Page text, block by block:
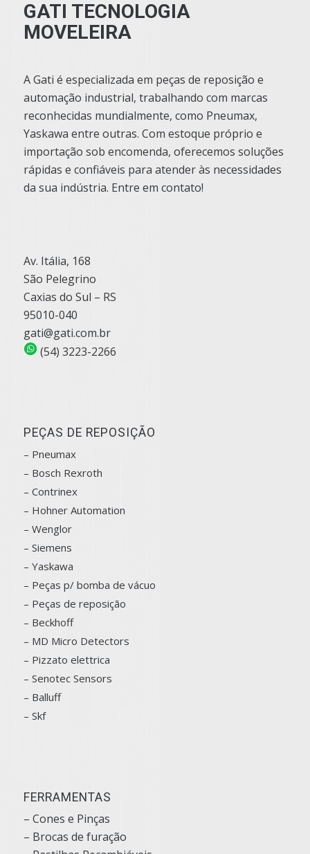
GATI TECNOLOGIA
MOVELEIRA
A Gati é especializada em peças de reposição e
automação industrial, trabalhando com marcas
reconhecidas mundialmente, como Pneumax,
Yaskawa entre outras. Com estoque próprio e
importação sob encomenda, oferecemos soluções
rápidas e confiáveis para atender às necessidades
da sua indústria. Entre em contato!
Av. Itália, 168
São Pelegrino
Caxias do Sul – RS
95010-040
gati@gati.com.br
(54) 3223-2266
PEÇAS DE REPOSIÇÃO
– Pneumax
– Bosch Rexroth
– Contrinex
– Hohner Automation
– Wenglor
– Siemens
– Yaskawa
– Peças p/ bomba de vácuo
– Peças de reposição
– Beckhoff
– MD Micro Detectors
– Pizzato elettrica
– Senotec Sensors
– Balluff
– Skf
FERRAMENTAS
– Cones e Pinças
– Brocas de furação